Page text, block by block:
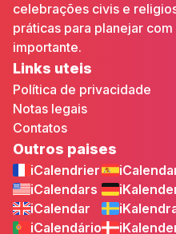
celebrações civis e
práticas para planejar
importante.
Links uteis
Política de privacidade
Notas legais
Contatos
Outros paises
iCalendrier
iCalendars
iCalendar
iCalendário